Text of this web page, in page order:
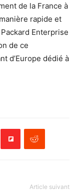
de la France à
rapide et
Enterprise
de ce
d’Europe dédié à
Article suivant